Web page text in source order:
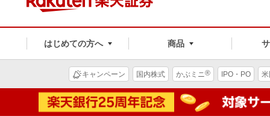
はじめての方へ 商品
キャンペーン 国内株式 かぶミニ® IPO・PO